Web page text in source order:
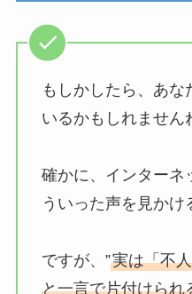
もしかしたら、あな
いるかもしれません
確かに、インターネ
ういった声を見かけ
ですが、”実は「不
と一言で片付けられ